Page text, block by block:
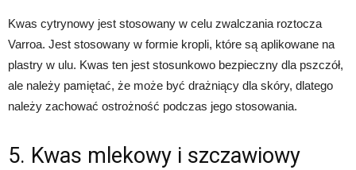
Kwas cytrynowy jest stosowany w celu zwalczania roztocza
Varroa. Jest stosowany w formie kropli, które są aplikowane na
plastry w ulu. Kwas ten jest stosunkowo bezpieczny dla pszczół,
ale należy pamiętać, że może być drażniący dla skóry, dlatego
należy zachować ostrożność podczas jego stosowania.
5. Kwas mlekowy i szczawiowy